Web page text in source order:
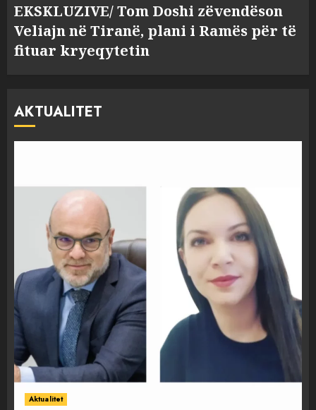
EKSKLUZIVE/ Tom Doshi zëvendëson
Veliajn në Tiranë, plani i Ramës për të
fituar kryeqytetin
AKTUALITET
Aktualitet